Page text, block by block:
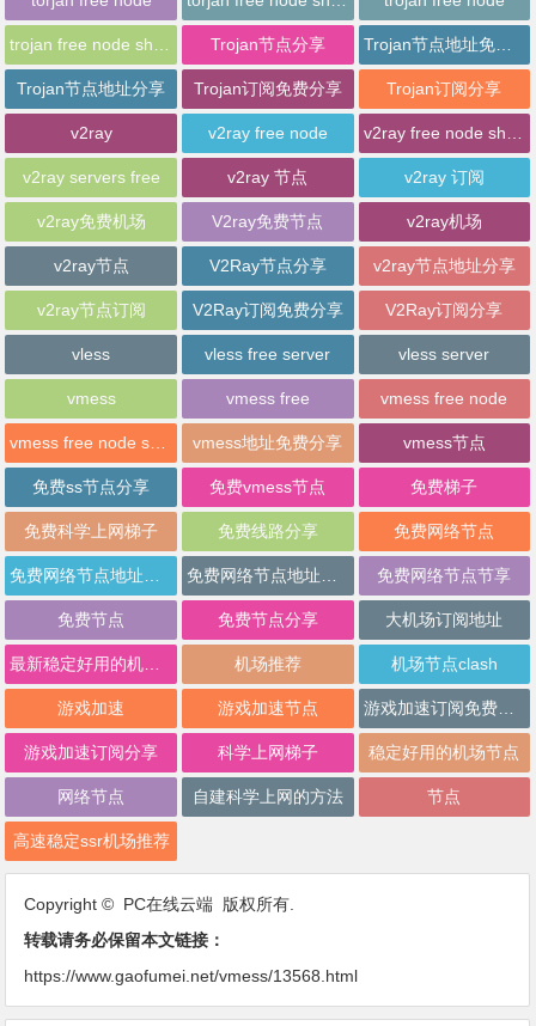
Trojan节点分享 Trojan节点地址免费分享
Trojan节点地址分享 Trojan订阅免费分享 Trojan订阅分享
v2ray v2ray free node
v2ray servers free v2ray 节点 v2ray 订阅
v2ray免费机场 V2ray免费节点 v2ray机场
v2ray节点 V2Ray节点分享 v2ray节点地址分享
v2ray节点订阅 V2Ray订阅免费分享 V2Ray订阅分享
vless vless free server vless server
vmess vmess free vmess free node
vmess地址免费分享 vmess节点
免费ss节点分享 免费vmess节点 免费梯子
免费科学上网梯子 免费线路分享 免费网络节点
免费网络节点节享
免费节点 免费节点分享 大机场订阅地址
机场推荐 机场节点clash
游戏加速 游戏加速节点 游戏加速订阅免费分享
游戏加速订阅分享 科学上网梯子 稳定好用的机场节点
网络节点 自建科学上网的方法 节点
高速稳定ssr机场推荐
Copyright © PC在线云端 版权所有.
转载请务必保留本文链接：
https://www.gaofumei.net/vmess/13568.html